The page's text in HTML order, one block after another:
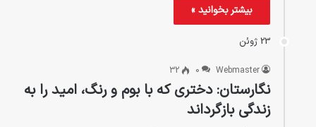
بیشتر بخوانید »
23 ژوئن
Webmaster
0
32
نگارستان: دختری که با بوم و رنگ، امید را به
زندگی بازگرداند